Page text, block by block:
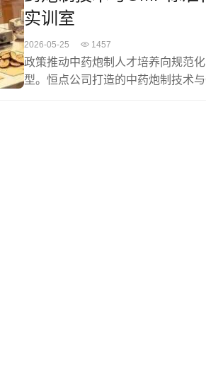
效缩短课堂到岗位距离，达成人才培
实训室
2026-05-25 1457
政策推动中药炮制人才培养向规范
型。恒点公司打造的中药炮制技术